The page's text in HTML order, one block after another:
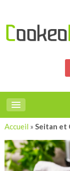
Accueil » Seitan et